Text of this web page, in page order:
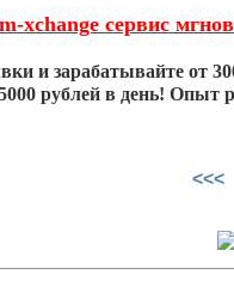
m-xchange сервис
и зарабатывайте от
рублей в день! Опыт
<<<